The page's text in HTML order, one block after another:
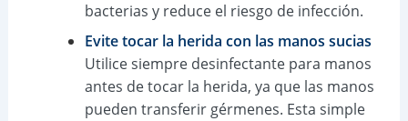
bacterias y reduce el riesgo de infección.
Evite tocar la herida con las manos sucias
Utilice siempre desinfectante para manos
antes de tocar la herida, ya que las manos
pueden transferir gérmenes. Esta simple